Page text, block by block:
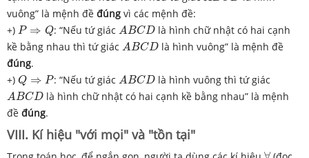
vuông” là mệnh đề đúng vì các mệnh đề:
+) P ⇒ Q
P⇒ Q : “Nếu tứ giácABCD
A BCD là hình chữ nhật có hai cạnh
kề bằng nhau thì tứ giác ABCD
A BCD là hình vuông” là mệnh đề
đúng.
+) Q ⇒ P
Q P : “Nếu tứ giácABCD
A BCD là hình vuông thì tứ giác
ABCD
A BCD là hình chữ nhật có hai cạnh kề bằng nhau” là mệnh
đề đúng.
VIII. Kí hiệu "với mọi" và "tồn tại"
∀